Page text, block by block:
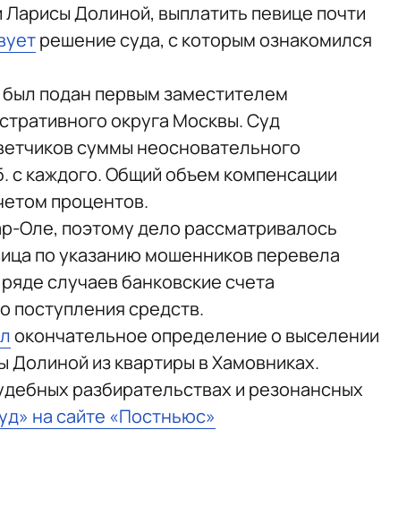
Долиной, выплатить певице почти
решение суда, с которым ознакомился
подан первым заместителем
округа Москвы. Суд
суммы неосновательного
с каждого. Общий объем компенсации
процентов.
Оле, поэтому дело рассматривалось
по указанию мошенников перевела
случаев банковские счета
поступления средств.
окончательное определение о выселении
Долиной из квартиры в Хамовниках.
разбирательствах и резонансных
на сайте «Постньюс»